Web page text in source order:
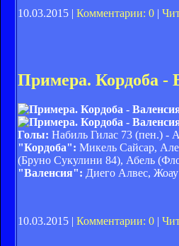
10.03.2015 | Комментарии: 0 |
Примера. Кордоба -
Голы: Набиль Гилас 73 (пен.) -
"Кордоба": Микель Сайсар,
(Бруно Сукулини 84), Абель
"Валенсия": Диего Алвес,
10.03.2015 | Комментарии: 0 |